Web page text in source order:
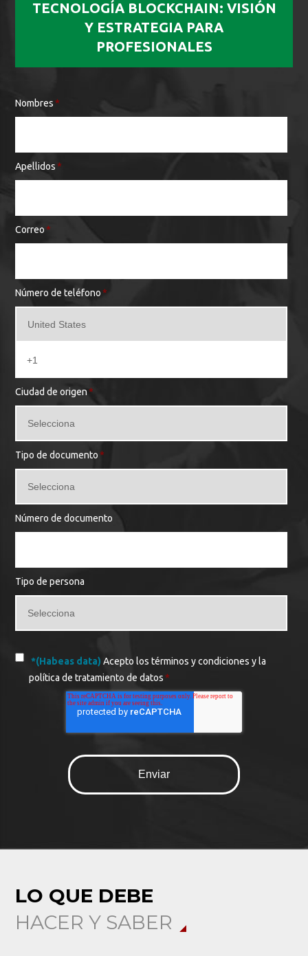
TECNOLOGÍA BLOCKCHAIN: VISIÓN
Y ESTRATEGIA PARA
PROFESIONALES
Nombres *
Apellidos *
Correo *
Número de teléfono *
Ciudad de origen*
Tipo de documento *
Número de documento
Tipo de persona
*(Habeas data)Acepto los términos y condiciones y la
política de tratamiento de datos *
LO QUE DEBE
HACER Y SABER